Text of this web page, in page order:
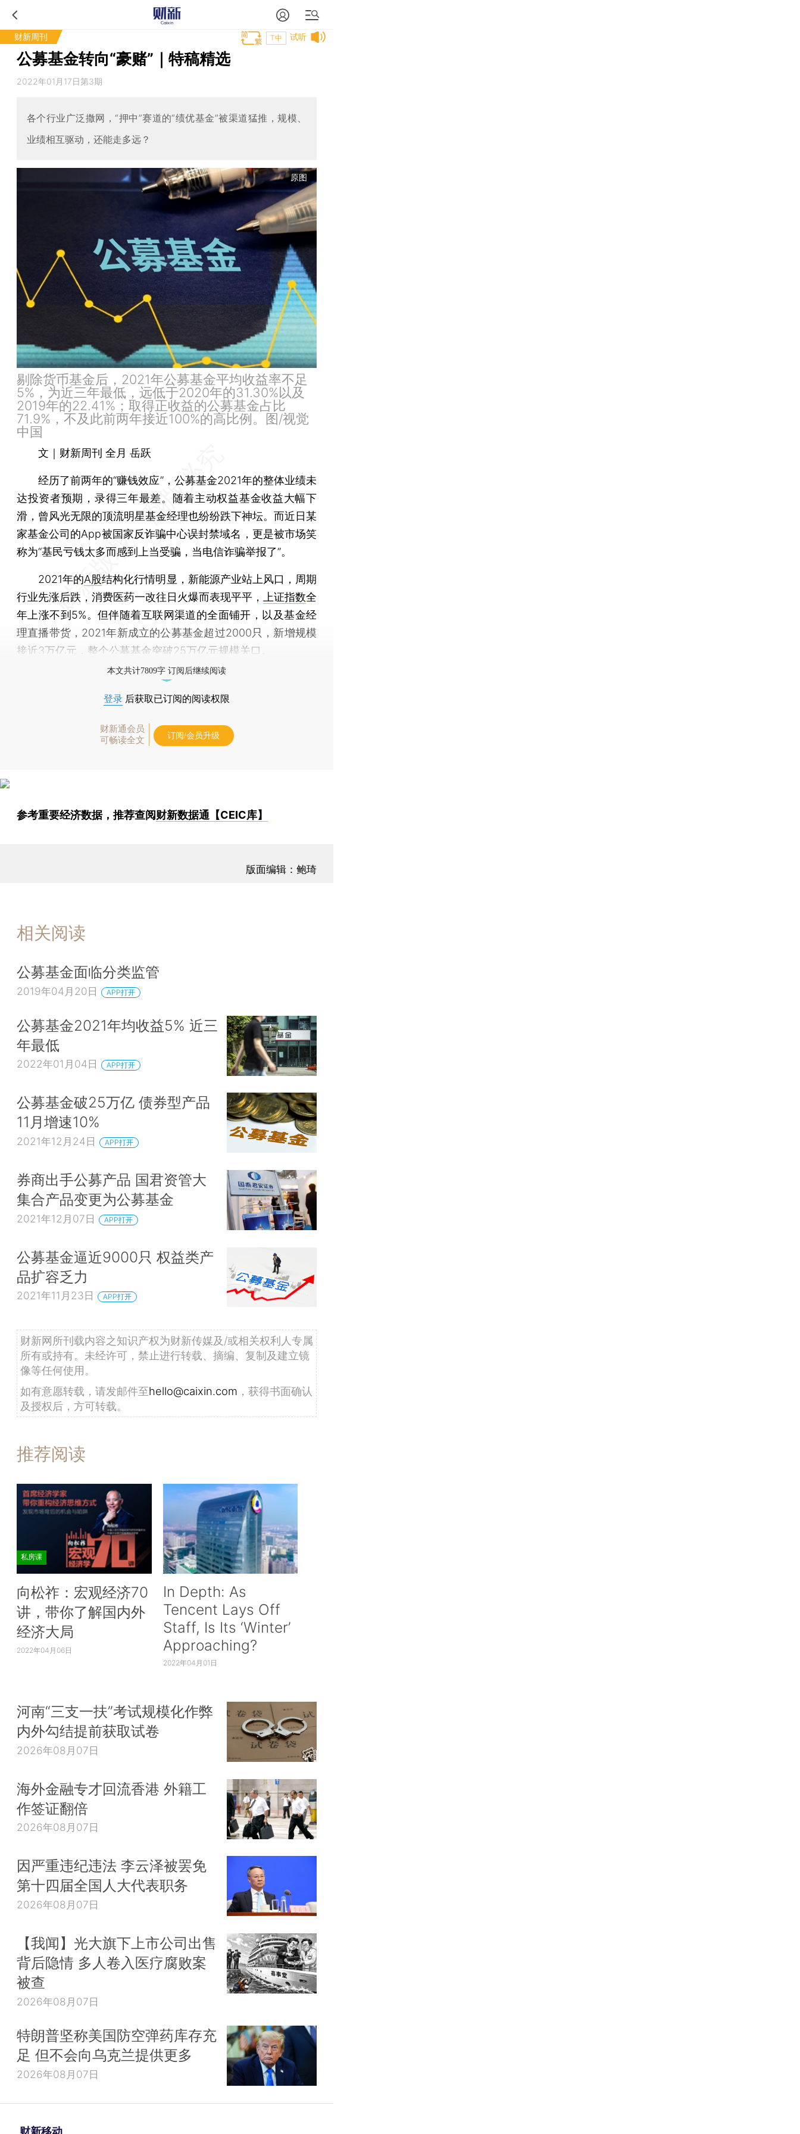
财新周刊 试听
T中
公募基金转向“豪赌”｜特稿精选
2022年01月17日第3期
各个行业广泛撒网，“押中”赛道的“绩优基金”被渠道猛推，规模、
业绩相互驱动，还能走多远？
原图
剔除货币基金后，2021年公募基金平均收益率不足
5%，为近三年最低，远低于2020年的31.30%以及
2019年的22.41%；取得正收益的公募基金占比
71.9%，不及此前两年接近100%的高比例。图/视觉
中国
文｜财新周刊 全月 岳跃
经历了前两年的“赚钱效应”，公募基金2021年的整体业绩未
达投资者预期，录得三年最差。随着主动权益基金收益大幅下
滑，曾风光无限的顶流明星基金经理也纷纷跌下神坛。而近日某
家基金公司的App被国家反诈骗中心误封禁域名，更是被市场笑
称为“基民亏钱太多而感到上当受骗，当电信诈骗举报了”。
2021年的A股结构化行情明显，新能源产业站上风口，周期
行业先涨后跌，消费医药一改往日火爆而表现平平，
上证指数全
年上涨不到5%。但伴随着互联网渠道的全面铺开，以及基金经
理直播带货，2021年新成立的公募基金超过2000只，新增规模
接近3万亿元，整个公募基金突破25万亿元规模关口。
本文共计7809字 订阅后继续阅读
登录 后获取已订阅的阅读权限
财新通会员
可畅读全文
订阅/会员升级
参考重要经济数据，推荐查阅财新数据通【CEIC库】
版面编辑：鲍琦
相关阅读
公募基金面临分类监管
2019年04月20日 APP打开
公募基金2021年均收益5% 近三
年最低
2022年01月04日 APP打开
公募基金破25万亿 债券型产品
11月增速10%
2021年12月24日 APP打开
券商出手公募产品 国君资管大
集合产品变更为公募基金
2021年12月07日 APP打开
公募基金逼近9000只 权益类产
品扩容乏力
2021年11月23日 APP打开
财新网所刊载内容之知识产权为财新传媒及/或相关权利人专属
所有或持有。未经许可，禁止进行转载、摘编、复制及建立镜
像等任何使用。
如有意愿转载，请发邮件至hello@caixin.com ，获得书面确认
及授权后，方可转载。
推荐阅读
私房课
向松祚：宏观经济70
讲，带你了解国内外
经济大局
2022年04月06日
In Depth: As
Tencent Lays Off
Staff, Is Its ‘Winter’
Approaching?
2022年04月01日
河南“三支一扶”考试规模化作弊
内外勾结提前获取试卷
2026年08月07日
海外金融专才回流香港 外籍工
作签证翻倍
2026年08月07日
因严重违纪违法 李云泽被罢免
第十四届全国人大代表职务
2026年08月07日
【我闻】光大旗下上市公司出售
背后隐情 多人卷入医疗腐败案
被查
2026年08月07日
特朗普坚称美国防空弹药库存充
足 但不会向乌克兰提供更多
2026年08月07日
财新移动